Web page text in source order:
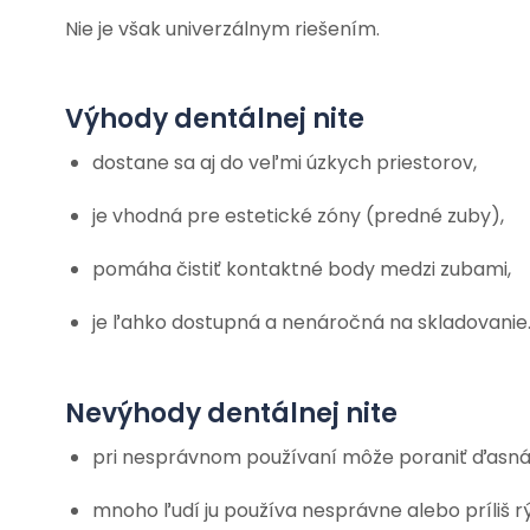
Nie je však univerzálnym riešením.
Výhody dentálnej nite
dostane sa aj do veľmi úzkych priestorov,
je vhodná pre estetické zóny (predné zuby),
pomáha čistiť kontaktné body medzi zubami,
je ľahko dostupná a nenáročná na skladovanie.
Nevýhody dentálnej nite
pri nesprávnom používaní môže poraniť
mnoho ľudí ju používa nesprávne alebo príliš